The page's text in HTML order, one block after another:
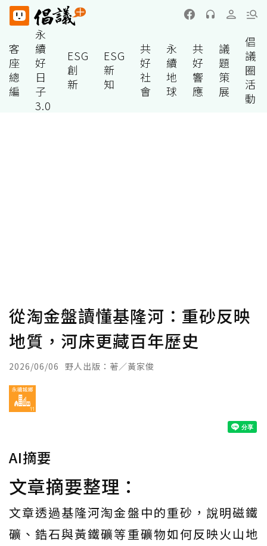
客
座
總
編
永
續
好
日
子
3.0
ESG
創
新
ESG
新
知
共
好
社
會
永
續
地
球
共
好
響
應
議
題
策
展
倡
議
圈
活
動
從淘金盤讀懂基隆河：重砂反映
地質，河床更藏百年歷史
2026/06/06 野人出版：著／黃家俊
AI摘要
文章摘要整理：
文章透過基隆河淘金盤中的重砂，說明磁鐵
礦、鋯石與黃鐵礦等重礦物如何反映火山地